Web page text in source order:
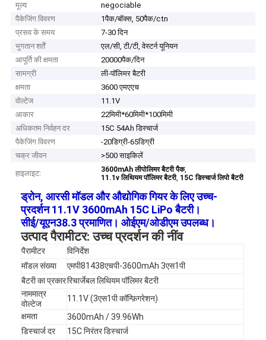
मूल्य
negociable
पैकेजिंग विवरण
1पैक/बॉक्स, 50पैक/ctn
प्रसव के समय
7-30 दिन
भुगतान शर्तें
एल/सी, टी/टी, वेस्टर्न यूनियन
आपूर्ति की क्षमता
20000पैक/दिन
सामग्री
ली-पॉलिमर बैटरी
क्षमता
3600 एमएएच
वोल्टेज
11.1V
आकार
22मिमी*60मिमी*100मिमी
अधिकतम निर्वहन दर
15C 54Ah डिस्चार्ज
पैकेजिंग विवरण
-20डिग्री-65डिग्री
चक्र जीवन
>500 साइकिलें
हाइलाइट:
3600mAh लीपोलिमर बैटरी पैक,
11.1v लिथियम पॉलिमर बैटरी, 15C डिस्चार्ज लिपो बैटरी
ड्रोन, आरसी मॉडल और औद्योगिक गियर के लिए उच्च-
प्रदर्शन 11.1V 3600mAh 15C LiPo बैटरी।
सीई/यूएन38.3 प्रमाणित। ओईएम/ओडीएम उपलब्ध।
उत्पाद पैरामीटर: उच्च प्रदर्शन की नींव
पैरामीटर
विनिर्देश
मॉडल संख्या
एमपी81438एचपी-3600mAh 3एस1पी
बैटरी का प्रकाररिचार्जेबल लिथियम पॉलिमर बैटरी
नाममात्र
वोल्टेज
11.1V (3एस1पी कॉन्फ़िगरेशन)
क्षमता
3600mAh / 39.96Wh
डिस्चार्ज दर
15C निरंतर डिस्चार्ज